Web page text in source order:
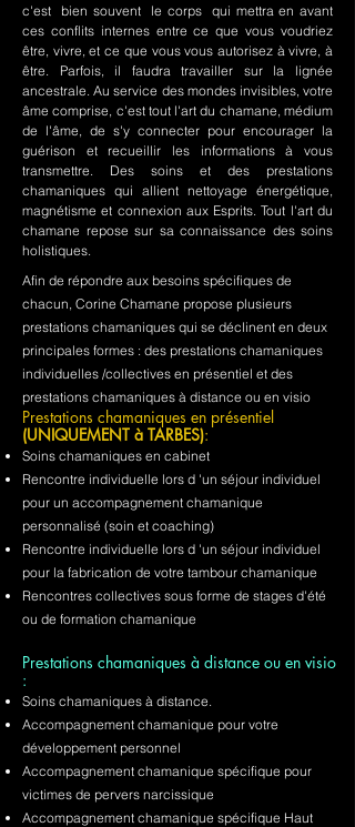
c'est bien souvent le corps qui mettra en avant
ces conflits internes entre ce que vous voudriez
être, vivre, et ce que vous vous autorisez à vivre, à
être. Parfois, il faudra travailler sur la lignée
ancestrale. Au service des mondes invisibles, votre
âme comprise, c'est tout l'art du chamane, médium
de l'âme, de s'y connecter pour encourager la
guérison et recueillir les informations à vous
transmettre. Des soins et des prestations
chamaniques qui allient nettoyage énergétique,
magnétisme et connexion aux Esprits. Tout l'art du
chamane repose sur sa connaissance des soins
holistiques.
Afin de répondre aux besoins spécifiques de
chacun, Corine Chamane propose plusieurs
prestations chamaniques qui se déclinent en deux
principales formes : des prestations chamaniques
individuelles /collectives en présentiel et des
prestations chamaniques à distance ou en visio
Prestations chamaniques en présentiel
(UNIQUEMENT à TARBES):
Soins chamaniques en cabinet
Rencontre individuelle lors d 'un séjour individuel
pour un accompagnement chamanique
personnalisé (soin et coaching)
Rencontre individuelle lors d 'un séjour individuel
pour la fabrication de votre tambour chamanique
Rencontres collectives sous forme de stages d'été
ou de formation chamanique
Prestations chamaniques à distance ou en visio
:
Soins chamaniques à distance.
Accompagnement chamanique pour votre
développement personnel
Accompagnement chamanique spécifique pour
victimes de pervers narcissique
Accompagnement chamanique spécifique Haut